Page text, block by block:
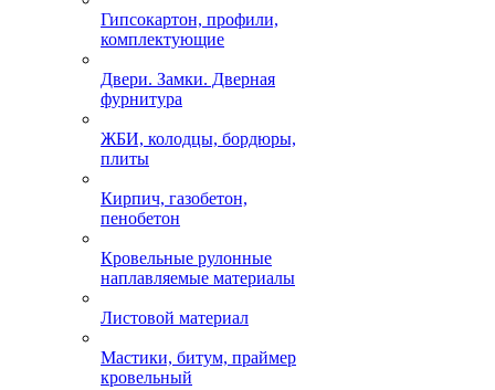
Гипсокартон, профили,
комплектующие
Двери. Замки. Дверная
фурнитура
ЖБИ, колодцы, бордюры,
плиты
Кирпич, газобетон,
пенобетон
Кровельные рулонные
наплавляемые материалы
Листовой материал
Мастики, битум, праймер
кровельный